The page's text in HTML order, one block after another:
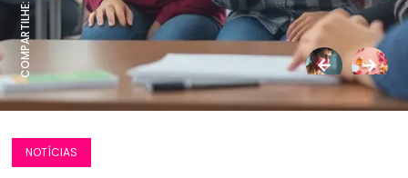
COMPARTILHE:
NOTÍCIAS